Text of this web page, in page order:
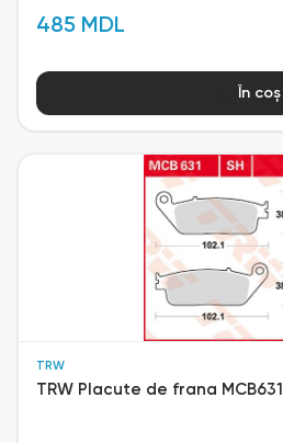
485 MDL
În coș
TRW
TRW Placute de frana MCB631